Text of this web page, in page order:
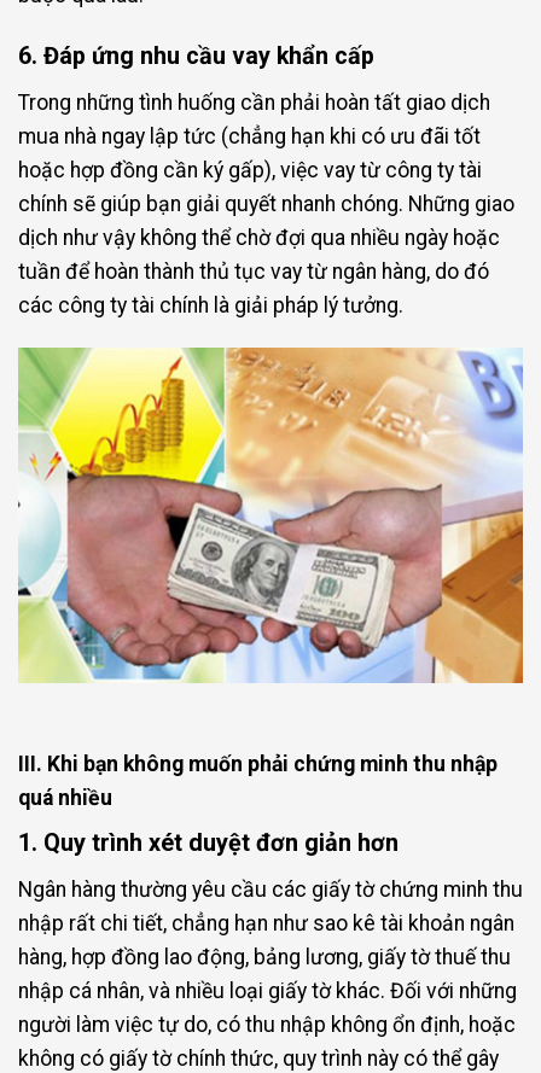
6. Đáp ứng nhu cầu vay khẩn cấp
Trong những tình huống cần phải hoàn tất giao dịch
mua nhà ngay lập tức (chẳng hạn khi có ưu đãi tốt
hoặc hợp đồng cần ký gấp), việc vay từ công ty tài
chính sẽ giúp bạn giải quyết nhanh chóng. Những giao
dịch như vậy không thể chờ đợi qua nhiều ngày hoặc
tuần để hoàn thành thủ tục vay từ ngân hàng, do đó
các công ty tài chính là giải pháp lý tưởng.
III. Khi bạn không muốn phải chứng minh thu nhập
quá nhiều
1. Quy trình xét duyệt đơn giản hơn
Ngân hàng thường yêu cầu các giấy tờ chứng minh thu
nhập rất chi tiết, chẳng hạn như sao kê tài khoản ngân
hàng, hợp đồng lao động, bảng lương, giấy tờ thuế thu
nhập cá nhân, và nhiều loại giấy tờ khác. Đối với những
người làm việc tự do, có thu nhập không ổn định, hoặc
không có giấy tờ chính thức, quy trình này có thể gây